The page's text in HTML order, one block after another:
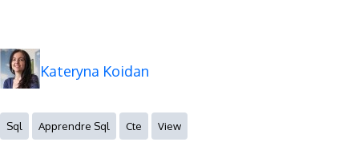
Kateryna Koidan
Sql Apprendre Sql Cte View